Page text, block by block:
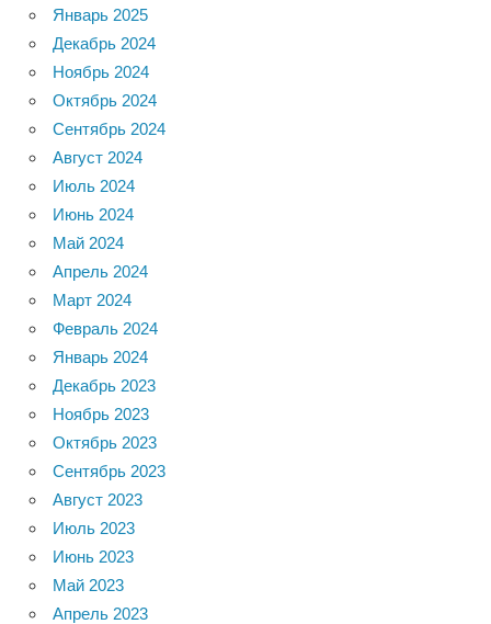
Январь 2025
Декабрь 2024
Ноябрь 2024
Октябрь 2024
Сентябрь 2024
Август 2024
Июль 2024
Июнь 2024
Май 2024
Апрель 2024
Март 2024
Февраль 2024
Январь 2024
Декабрь 2023
Ноябрь 2023
Октябрь 2023
Сентябрь 2023
Август 2023
Июль 2023
Июнь 2023
Май 2023
Апрель 2023